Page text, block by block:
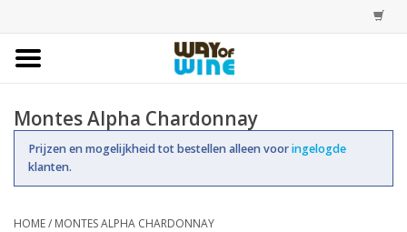
Bestellingen
Assortiment
Montes Alpha Chardonnay
Prijzen en mogelijkheid tot bestellen alleen vooringelogde
klanten.
HOME/ MONTES ALPHA CHARDONNAY